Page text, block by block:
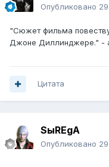
Опубликовано
"Сюжет фильма
Джоне Диллинджере." -
Цитата
SыREgA
Опубликовано